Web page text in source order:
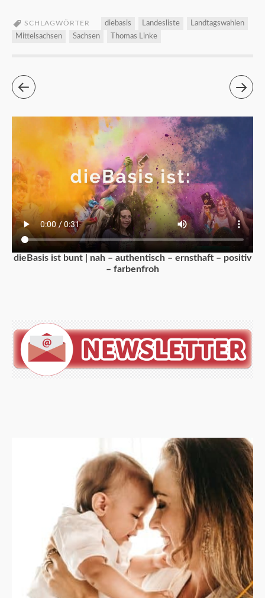
SCHLAGWÖRTER diebasis Landesliste
Landtagswahlen
Mittelsachsen
Sachsen Thomas Linke
dieBasis ist bunt | nah – authentisch – ernsthaft – positiv
– farbenfroh